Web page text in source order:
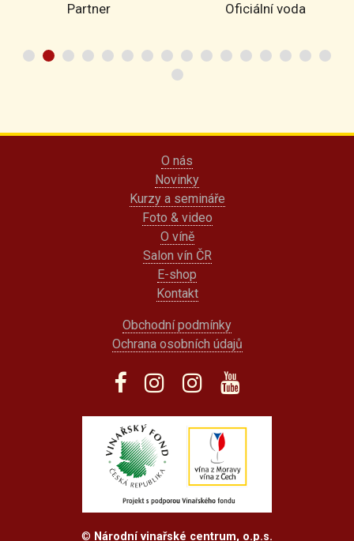
Partner Oficiální voda
O nás
Novinky
Kurzy a semináře
Foto & video
O víně
Salon vín ČR
E-shop
Kontakt
Obchodní podmínky
Ochrana osobních údajů
© Národní vinařské centrum, o.p.s.